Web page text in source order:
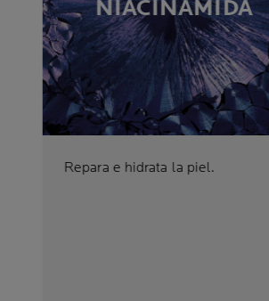
NIACINAMIDA
Repara e hidrata la piel.